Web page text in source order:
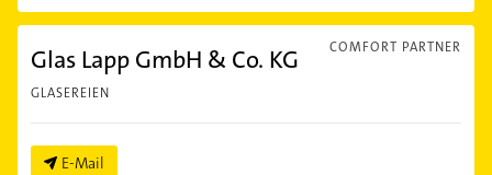
COMFORT PARTNER
Glas Lapp GmbH & Co. KG
GLASEREIEN
E-Mail